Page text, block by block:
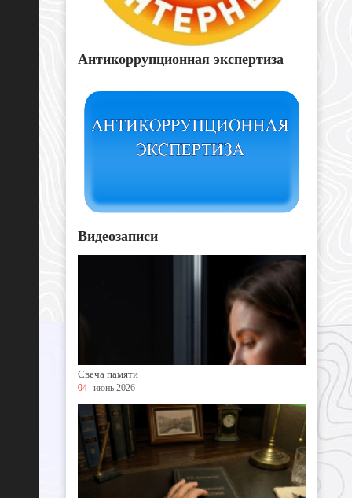
Антикоррупционная экспертиза
Видеозаписи
Свеча памяти
04 июнь 2026